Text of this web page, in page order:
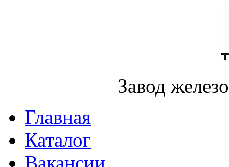
Завод
Главная
Каталог